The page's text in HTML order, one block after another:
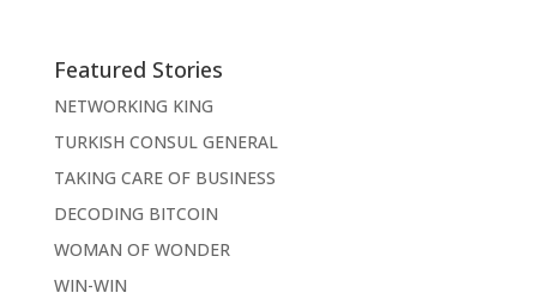
Featured Stories
NETWORKING KING
TURKISH CONSUL GENERAL
TAKING CARE OF BUSINESS
DECODING BITCOIN
WOMAN OF WONDER
WIN-WIN